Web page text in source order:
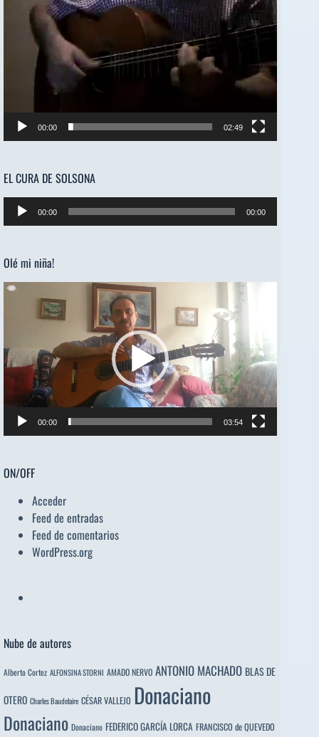
00:00 02:49
EL CURA DE SOLSONA
Reproductor
de
00:00 00:00
Olé mi niña!
Reproductor
00:00 03:54
ON/OFF
Acceder
Feed de entradas
Feed de comentarios
WordPress.org
Nube de autores
Alberto Cortez ALFONSINA STORNI AMADO NERVO ANTONIO MACHADO BLAS DE
OTERO Charles Baudelaire CÉSAR VALLEJO Donaciano
Donaciano Donaciano FEDERICO GARCÍA LORCA FRANCISCO de QUEVEDO